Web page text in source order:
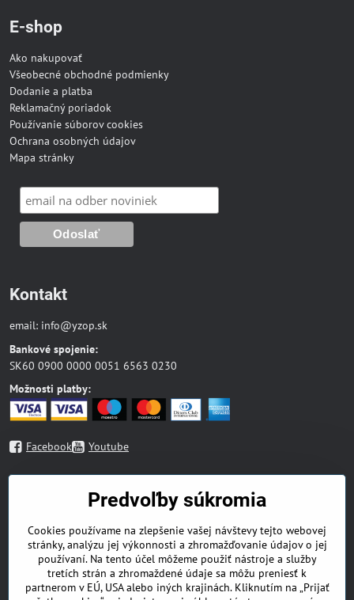
E-shop
Ako nakupovať
Všeobecné obchodné podmienky
Dodanie a platba
Reklamačný poriadok
Používanie súborov cookies
Ochrana osobných údajov
Mapa stránky
Kontakt
email: info@yzop.sk
Bankové spojenie:
SK60 0900 0000 0051 6563 0230
Možnosti platby:
Facebook Youtube
Náboženská literatúra
Beletria
Odborná literatúra
Deti a mládež
Predvoľby súkromia
Cookies používame na zlepšenie vašej návštevy tejto webovej
stránky, analýzu jej výkonnosti a zhromažďovanie údajov o jej
používaní. Na tento účel môžeme použiť nástroje a služby
tretích strán a zhromaždené údaje sa môžu preniesť k
partnerom v EÚ, USA alebo iných krajinách. Kliknutím na „Prijať